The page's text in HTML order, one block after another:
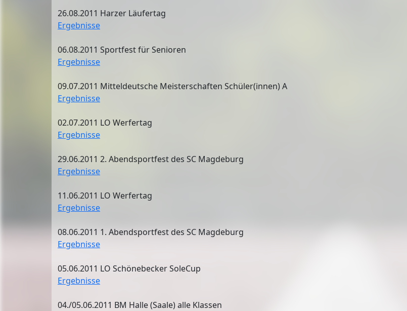
26.08.2011 Harzer Läufertag
Ergebnisse
06.08.2011 Sportfest für Senioren
Ergebnisse
09.07.2011 Mitteldeutsche Meisterschaften Schüler(innen) A
Ergebnisse
02.07.2011 LO Werfertag
Ergebnisse
29.06.2011 2. Abendsportfest des SC Magdeburg
Ergebnisse
11.06.2011 LO Werfertag
Ergebnisse
08.06.2011 1. Abendsportfest des SC Magdeburg
Ergebnisse
05.06.2011 LO Schönebecker SoleCup
Ergebnisse
04./05.06.2011 BM Halle (Saale) alle Klassen